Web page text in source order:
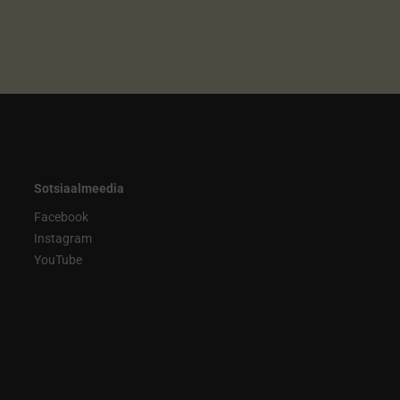
Sotsiaalmeedia
Facebook
Instagram
YouTube